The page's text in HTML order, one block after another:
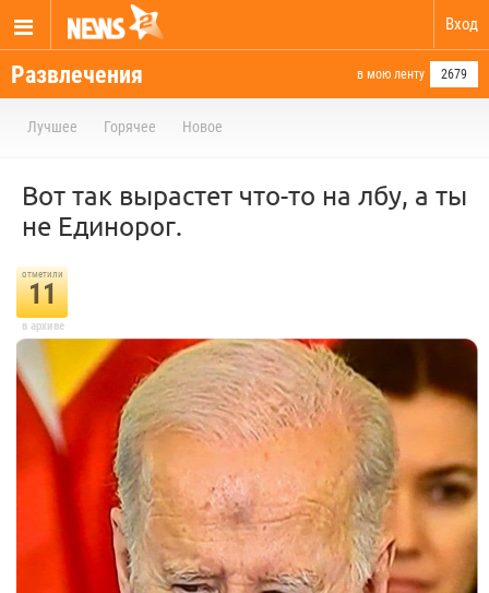
Вход
Развлечения в мою ленту 2679
Лучшее Горячее Новое
Вот так вырастет что-то на лбу, а ты
не Единорог.
отметили
11
в архиве